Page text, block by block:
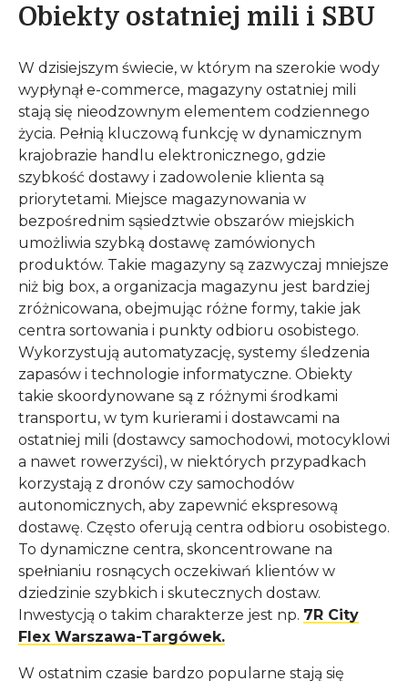
Obiekty ostatniej mili i SBU
W dzisiejszym świecie, w którym na szerokie wody
wypłynął e-commerce, magazyny ostatniej mili
stają się nieodzownym elementem codziennego
życia. Pełnią kluczową funkcję w dynamicznym
krajobrazie handlu elektronicznego, gdzie
szybkość dostawy i zadowolenie klienta są
priorytetami. Miejsce magazynowania w
bezpośrednim sąsiedztwie obszarów miejskich
umożliwia szybką dostawę zamówionych
produktów. Takie magazyny są zazwyczaj mniejsze
niż big box, a organizacja magazynu jest bardziej
zróżnicowana, obejmując różne formy, takie jak
centra sortowania i punkty odbioru osobistego.
Wykorzystują automatyzację, systemy śledzenia
zapasów i technologie informatyczne. Obiekty
takie skoordynowane są z różnymi środkami
transportu, w tym kurierami i dostawcami na
ostatniej mili (dostawcy samochodowi, motocyklowi
a nawet rowerzyści), w niektórych przypadkach
korzystają z dronów czy samochodów
autonomicznych, aby zapewnić ekspresową
dostawę. Często oferują centra odbioru osobistego.
To dynamiczne centra, skoncentrowane na
spełnianiu rosnących oczekiwań klientów w
dziedzinie szybkich i skutecznych dostaw.
Inwestycją o takim charakterze jest np. 7R City
Flex Warszawa-Targówek.
W ostatnim czasie bardzo popularne stają się